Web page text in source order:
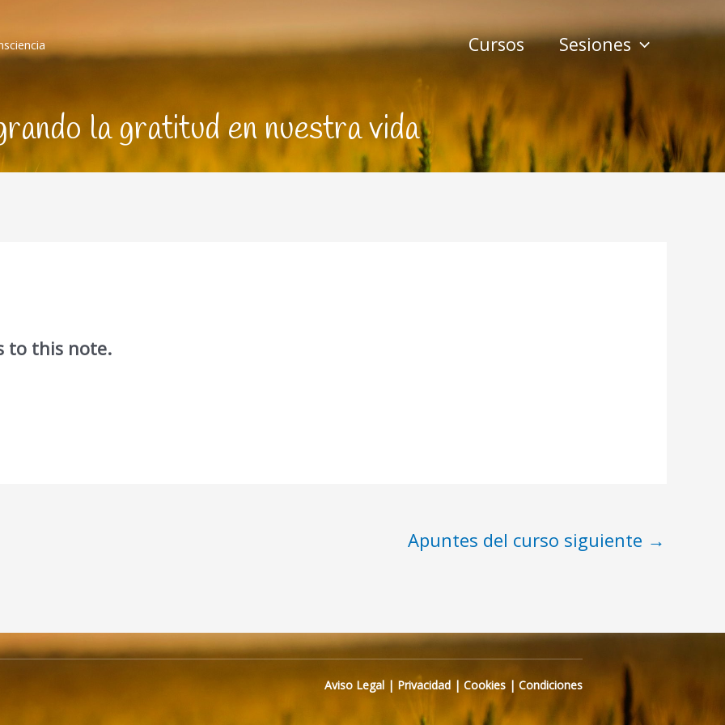
Cursos Sesiones
la gratitud en nuestra vida
to this note.
Apuntes del curso siguiente →
Aviso Legal | Privacidad |Cookies | Condiciones